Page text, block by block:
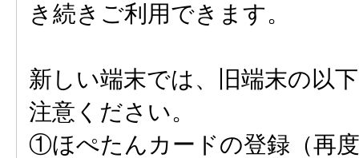
き続きご利用できます。
新しい端末では、旧端末の以
注意ください。
①ほぺたんカードの登録（再